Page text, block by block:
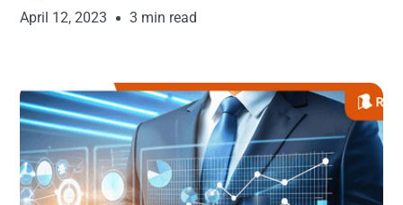
April 12, 2023 3 min read